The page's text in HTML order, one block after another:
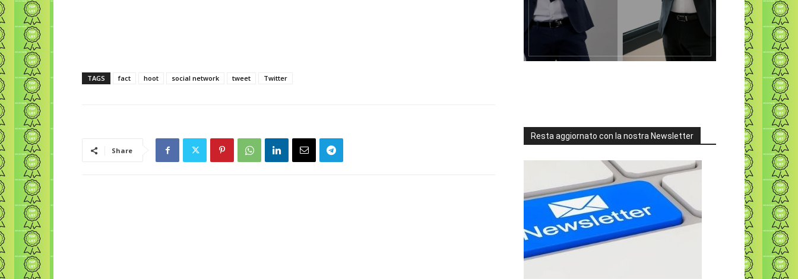
TAGS fact hoot social network tweet Twitter
Share
Resta aggiornato con la nostra Newsletter